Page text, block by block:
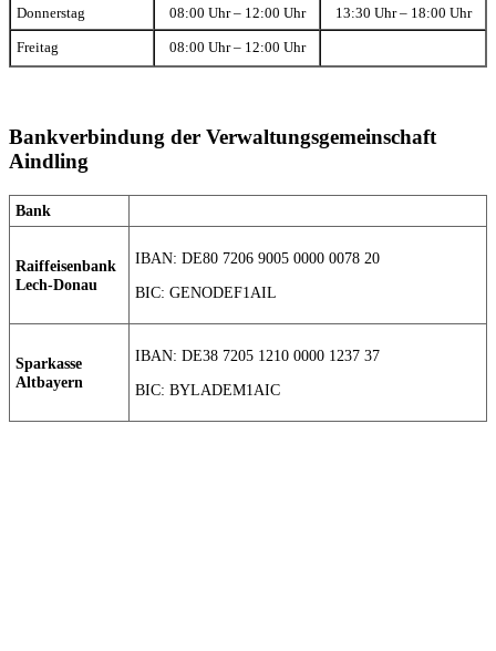
Donnerstag 08:00 Uhr – 12:00 Uhr 13:30 Uhr – 18:00 Uhr
Freitag 08:00 Uhr – 12:00 Uhr
Bankverbindung der Verwaltungsgemeinschaft
Aindling
Bank
Raiffeisenbank
Lech-Donau
IBAN: DE80 7206 9005 0000 0078 20
BIC: GENODEF1AIL
Sparkasse
Altbayern
IBAN: DE38 7205 1210 0000 1237 37
BIC: BYLADEM1AIC